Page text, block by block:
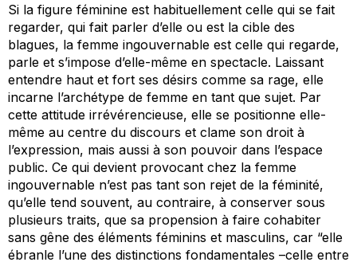
Si la figure féminine est habituellement celle qui se fait
regarder, qui fait parler d’elle ou est la cible des
blagues, la femme ingouvernable est celle qui regarde,
parle et s’impose d’elle-même en spectacle. Laissant
entendre haut et fort ses désirs comme sa rage, elle
incarne l’archétype de femme en tant que sujet. Par
cette attitude irrévérencieuse, elle se positionne elle-
même au centre du discours et clame son droit à
l’expression, mais aussi à son pouvoir dans l’espace
public. Ce qui devient provocant chez la femme
ingouvernable n’est pas tant son rejet de la féminité,
qu’elle tend souvent, au contraire, à conserver sous
plusieurs traits, que sa propension à faire cohabiter
sans gêne des éléments féminins et masculins, car “elle
ébranle l’une des distinctions fondamentales –celle entre